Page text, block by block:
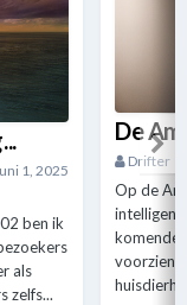
1, 2025
ben ik
als
zelfs...
Drifter
Op de
komende
voorzien